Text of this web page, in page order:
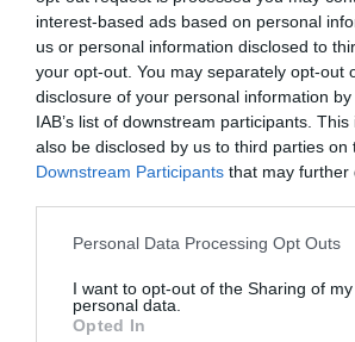
interest-based ads based on personal
us or personal information disclosed to
your opt-out. You may separately opt-out
disclosure of your personal information
IAB’s list of downstream participants.
also be disclosed by us to third parties on
Downstream Participants that may further
Personal Data Processing Opt Outs
I want to opt-out of the Sharing of my
personal data.
Opted In